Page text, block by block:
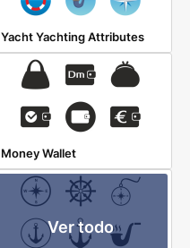
Yacht Yachting Attributes
Money Wallet
Ver todo